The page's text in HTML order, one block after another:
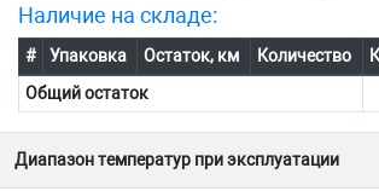
Наличие на складе:
# Упаковка Остаток, км Количество
Общий остаток
Диапазон температур при эксплуатации